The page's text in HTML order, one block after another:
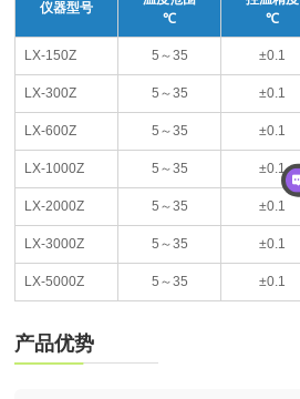
仪器型号
℃
℃
LX-150Z 5～35 ±0.1
LX-300Z 5～35 ±0.1
LX-600Z 5～35 ±0.1
LX-1000Z 5～35 ±0.1
LX-2000Z 5～35 ±0.1
LX-3000Z 5～35 ±0.1
LX-5000Z 5～35 ±0.1
产品优势